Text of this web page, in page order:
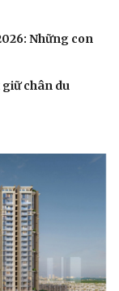
Những con
giữ chân du